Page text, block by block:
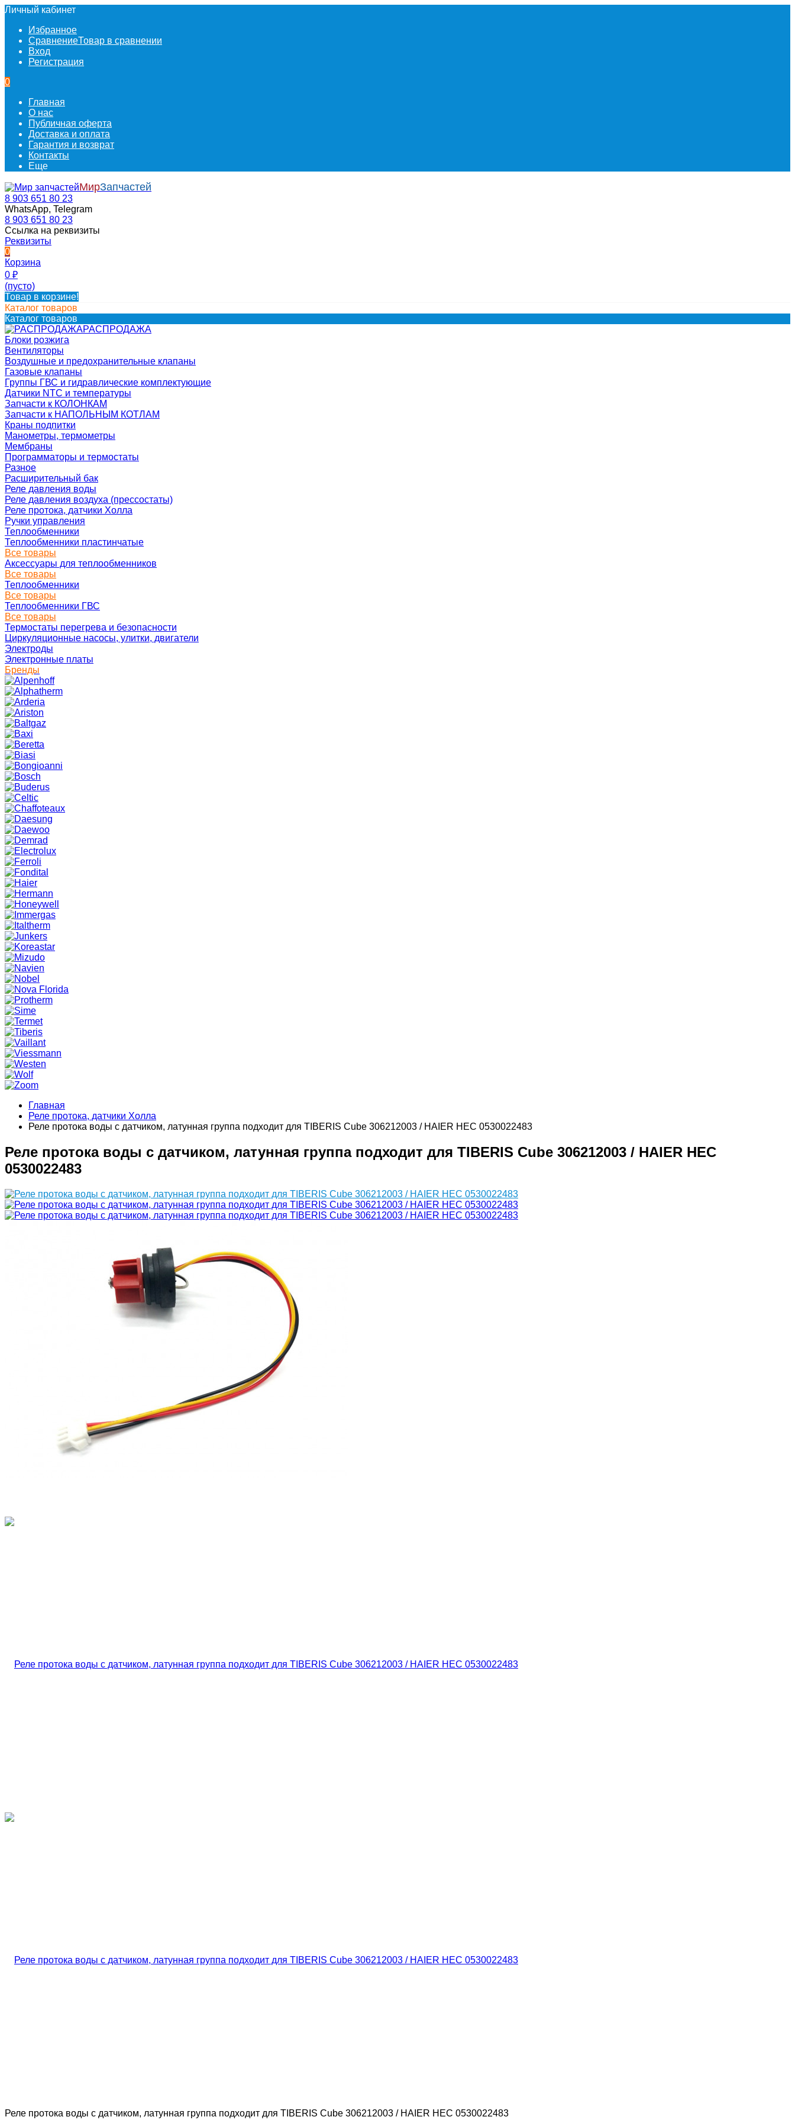
Личный кабинет
Избранное
СравнениеТовар в сравнении
Вход
Регистрация
0
Главная
О нас
Публичная оферта
Доставка и оплата
Гарантия и возврат
Контакты
Еще
МирЗапчастей
8 903 651 80 23
WhatsApp, Telegram
8 903 651 80 23
Ссылка на реквизиты
Реквизиты
0
Корзина
0 ₽
(пусто)
Товар в корзине!
Каталог товаров
Каталог товаров
РАСПРОДАЖА
Блоки розжига
Вентиляторы
Воздушные и предохранительные клапаны
Газовые клапаны
Группы ГВС и гидравлические комплектующие
Датчики NTC и температуры
Запчасти к КОЛОНКАМ
Запчасти к НАПОЛЬНЫМ КОТЛАМ
Краны подпитки
Манометры, термометры
Мембраны
Программаторы и термостаты
Разное
Расширительный бак
Реле давления воды
Реле давления воздуха (прессостаты)
Реле протока, датчики Холла
Ручки управления
Теплообменники
Теплообменники пластинчатые
Все товары
Аксессуары для теплообменников
Все товары
Теплообменники
Все товары
Теплообменники ГВС
Все товары
Термостаты перегрева и безопасности
Циркуляционные насосы, улитки, двигатели
Электроды
Электронные платы
Бренды
Главная
Реле протока, датчики Холла
Реле протока воды с датчиком, латунная группа подходит для TIBERIS Cube 306212003 / HAIER HEC 0530022483
Реле протока воды с датчиком, латунная группа подходит для TIBERIS Cube 306212003 / HAIER HEC
0530022483
Реле протока воды с датчиком, латунная группа подходит для TIBERIS Cube 306212003 / HAIER HEC 0530022483